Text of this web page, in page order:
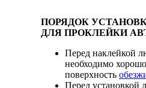
ПОРЯДОК
ДЛЯ ПРОКЛЕЙКИ
Перед наклейкой
необходимо
поверхность
Перед установкой